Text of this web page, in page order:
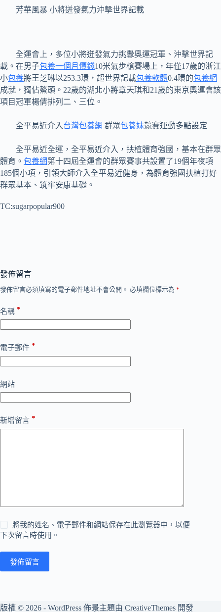
芳華風暴 小將迸發氣力沖擊世界記載
全運會上，多位小將迸發氣力挑釁奧運冠軍、沖擊世界記
載。在男子包養一個月價錢10米氣步槍賽場上，年僅17歲的浙江
小包養將王芝琳以253.3環，超世界記載包養軟體0.4環的包養網
成就，獨佔鰲頭。22歲的湖北小將章天琪和21歲的東京奧運會該
項目冠軍楊倩排列二、三位。
全平易近介入 台灣包養網 群眾包養妹競賽運動多點設定
全平易近全運，全平易近介入，扶植體育強國，基本在群眾
體育。 包養網第十四屆全運會的群眾賽事共設置了19個年夜項
185個小項，引領大師介入全平易近健身，為體育強國扶植打好
群眾基本、筑牢安康基礎。
TC:sugarpopular900
發佈留言
發佈留言必須填寫的電子郵件地址不會公開。 必填欄位標示為 *
名稱 *
電子郵件 *
網站
新增留言 *
將我的姓名、電子郵件和網站保存在此瀏覽器中，以便
下次留言時使用。
發佈留言
版權 © 2026 - WordPress 佈景主題由 CreativeThemes 開發